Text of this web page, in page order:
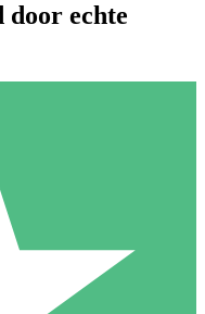
Geen maandelijkse
door echte